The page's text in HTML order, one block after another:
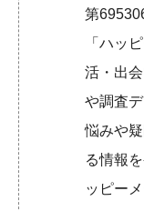
第
「ハッ
活・出
や調査
悩みや
る情報
ッピー